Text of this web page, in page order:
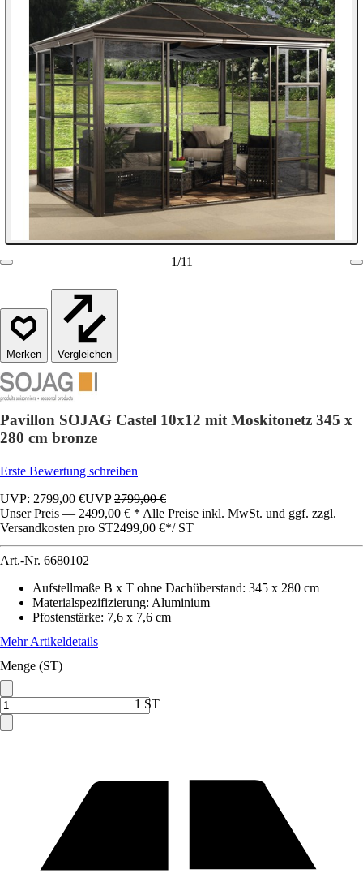
1/11
Vergleichen
Pavillon SOJAG Castel 10x12 mit Moskitonetz 345 x
280 cm bronze
Erste Bewertung schreiben
UVP: 2799,00 €UVP2799,00 €
Unser Preis — 2499,00 € * Alle Preise inkl. MwSt. und ggf. zzgl.
Versandkosten pro ST2499,00 €*/ ST
Art.-Nr. 6680102
Aufstellmaße B x T ohne Dachüberstand: 345 x 280 cm
Materialspezifizierung: Aluminium
Pfostenstärke: 7,6 x 7,6 cm
Mehr Artikeldetails
Menge (ST)
1 ST